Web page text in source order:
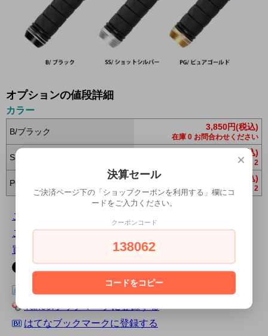
オプションの値段詳細
カラー
B/ブラック 3,850円(税込)
在庫 0 お問合わせください
SS/ショットシルバー 3,850円(税込)
2
PG/ピュアゴールド 3,850円(税込)
2
この商品について問い合わせる
この商品を友達に教える
買い物を続ける
この商品をログピでつぶやく
Yahoo!ブックマークに登録する
はてなブックマークに登録する
×
決算セール
ご決済ページ下の「ショップクーポンを利用する」欄にコ
ードをご入力ください。
クーポンコード
138062
コードをコピー